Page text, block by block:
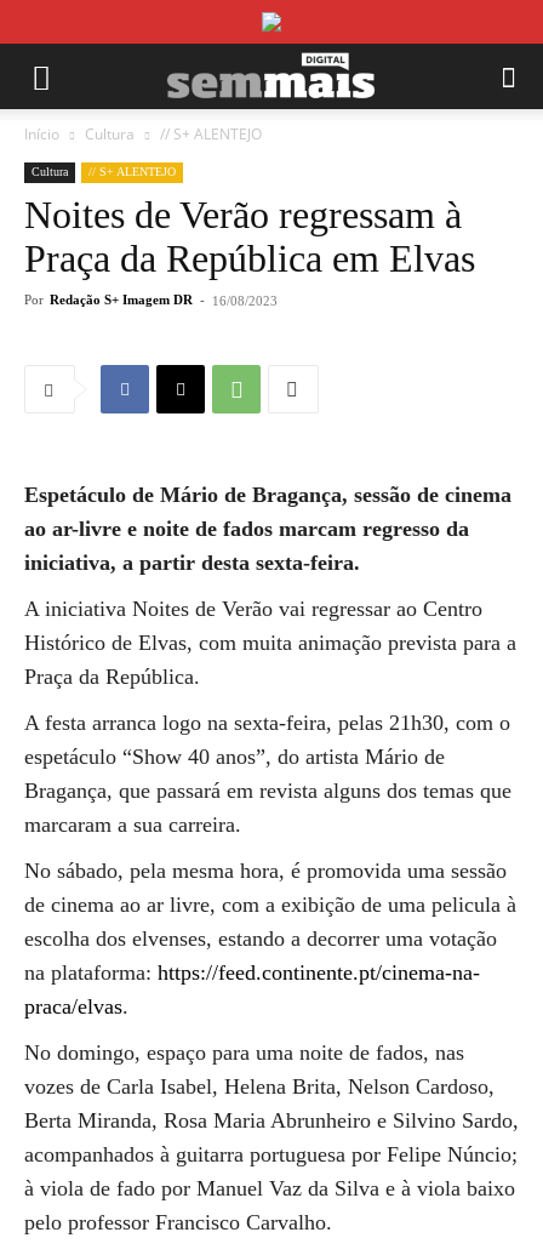
Início Cultura // S+ ALENTEJO
Cultura // S+ ALENTEJO
Noites de Verão regressam à
Praça da República em Elvas
Por Redação S+ Imagem DR - 16/08/2023
Espetáculo de Mário de Bragança, sessão de cinema
ao ar-livre e noite de fados marcam regresso da
iniciativa, a partir desta sexta-feira.
A iniciativa Noites de Verão vai regressar ao Centro
Histórico de Elvas, com muita animação prevista para a
Praça da República.
A festa arranca logo na sexta-feira, pelas 21h30, com o
espetáculo “Show 40 anos”, do artista Mário de
Bragança, que passará em revista alguns dos temas que
marcaram a sua carreira.
No sábado, pela mesma hora, é promovida uma sessão
de cinema ao ar livre, com a exibição de uma pelicula à
escolha dos elvenses, estando a decorrer uma votação
na plataforma: https://feed.continente.pt/cinema-na-
praca/elvas.
No domingo, espaço para uma noite de fados, nas
vozes de Carla Isabel, Helena Brita, Nelson Cardoso,
Berta Miranda, Rosa Maria Abrunheiro e Silvino Sardo,
acompanhados à guitarra portuguesa por Felipe Núncio;
à viola de fado por Manuel Vaz da Silva e à viola baixo
pelo professor Francisco Carvalho.